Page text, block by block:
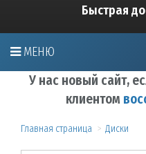
Быстрая
МЕНЮ
У нас новый сайт,
клиентом
Главная страница Диски